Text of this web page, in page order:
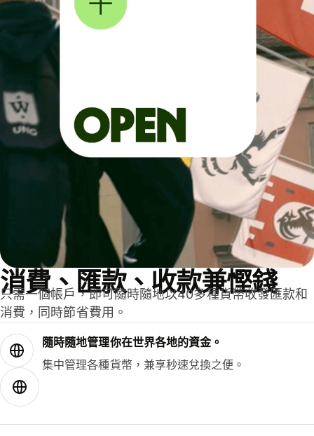
消費、匯款、收款兼慳錢
只需一個帳戶，即可隨時隨地以40多種貨幣收發匯款和
消費，同時節省費用。
隨時隨地管理你在世界各地的資金。
集中管理各種貨幣，兼享秒速兌換之便。